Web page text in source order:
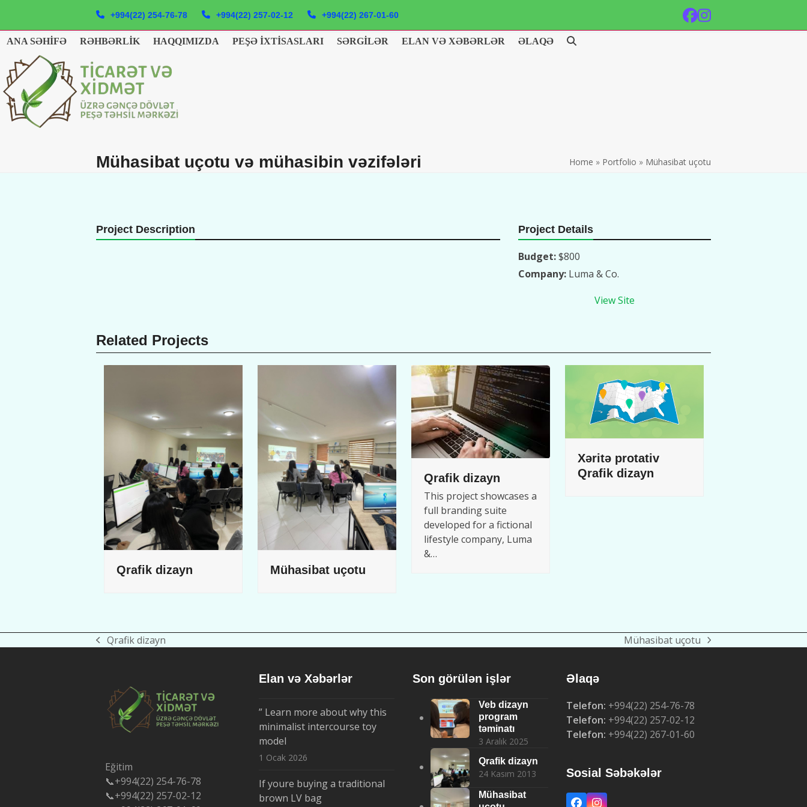
content
+994(22) 254-76-78 +994(22) 257-02-12 +994(22) 267-01-60 Facebook
Instagram
ANA SƏHIFƏ RƏHBƏRLIK HAQQIMIZDA PEŞƏ İXTISASLARI SƏRGILƏR ELAN VƏ XƏBƏRLƏR ƏLAQƏ
Mühasibat uçotu və mühasibin vəzifələri Home » Portfolio » Mühasibat uçotu
Project Description Project Details
Budget:$800
Company:Luma & Co.
View Site
Related Projects
Qrafik dizayn Mühasibat uçotu
Qrafik dizayn
This project showcases a
full branding suite
developed for a fictional
lifestyle company, Luma
&…
Xəritə protativ
Qrafik dizayn
previous
Qrafik dizayn
next
Mühasibat uçotu
Eğitim
📞+994(22) 254-76-78
📞+994(22) 257-02-12
Elan və Xəbərlər
” Learn more about why this
minimalist intercourse toy
model
1 Ocak 2026
If youre buying a traditional
brown LV bag
Son görülən işlər
Veb dizayn
program
təminatı
3 Aralık 2025
Qrafik dizayn
24 Kasım 2013
Mühasibat
Əlaqə
Telefon: +994(22) 254-76-78
Telefon: +994(22) 257-02-12
Telefon: +994(22) 267-01-60
Sosial Səbəkələr